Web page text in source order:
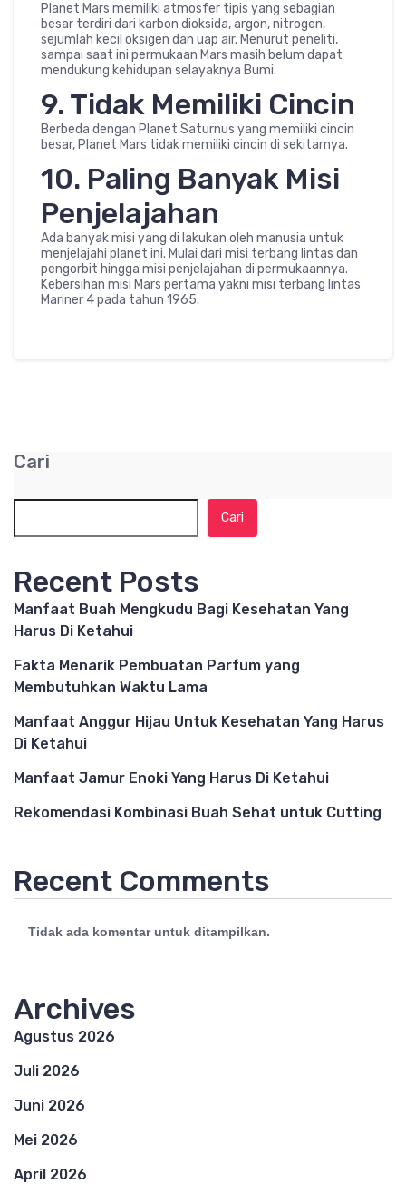
Planet Mars memiliki atmosfer tipis yang sebagian
besar terdiri dari karbon dioksida, argon, nitrogen,
sejumlah kecil oksigen dan uap air. Menurut peneliti,
sampai saat ini permukaan Mars masih belum dapat
mendukung kehidupan selayaknya Bumi.
9. Tidak Memiliki Cincin
Berbeda dengan Planet Saturnus yang memiliki cincin
besar, Planet Mars tidak memiliki cincin di sekitarnya.
10. Paling Banyak Misi
Penjelajahan
Ada banyak misi yang di lakukan oleh manusia untuk
menjelajahi planet ini. Mulai dari misi terbang lintas dan
pengorbit hingga misi penjelajahan di permukaannya.
Kebersihan misi Mars pertama yakni misi terbang lintas
Mariner 4 pada tahun 1965.
Cari
Cari
Recent Posts
Manfaat Buah Mengkudu Bagi Kesehatan Yang
Harus Di Ketahui
Fakta Menarik Pembuatan Parfum yang
Membutuhkan Waktu Lama
Manfaat Anggur Hijau Untuk Kesehatan Yang Harus
Di Ketahui
Manfaat Jamur Enoki Yang Harus Di Ketahui
Rekomendasi Kombinasi Buah Sehat untuk Cutting
Recent Comments
Tidak ada komentar untuk ditampilkan.
Archives
Agustus 2026
Juli 2026
Juni 2026
Mei 2026
April 2026